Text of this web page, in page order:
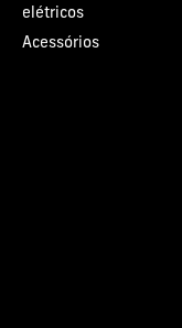
elétricos
Acessórios